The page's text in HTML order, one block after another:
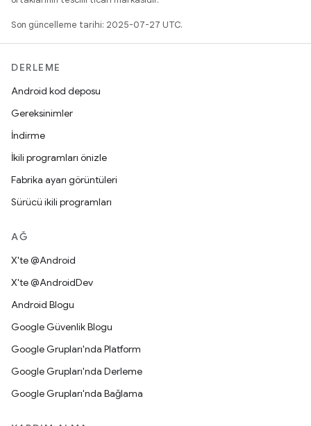
Son güncelleme tarihi: 2025-07-27 UTC.
DERLEME
Android kod deposu
Gereksinimler
İndirme
İkili programları önizle
Fabrika ayarı görüntüleri
Sürücü ikili programları
AĞ
X'te @Android
X'te @AndroidDev
Android Blogu
Google Güvenlik Blogu
Google Grupları'nda Platform
Google Grupları'nda Derleme
Google Grupları'nda Bağlama